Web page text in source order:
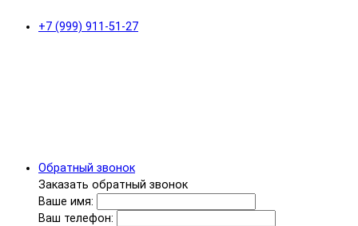
+7 (999) 911-51-27
Обратный звонок
Заказать обратный звонок
Ваше имя:
Ваш телефон: